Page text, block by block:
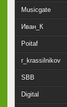
Musicgate
Иван_К
Poitaf
r_krassilnikov
SBB
Digital